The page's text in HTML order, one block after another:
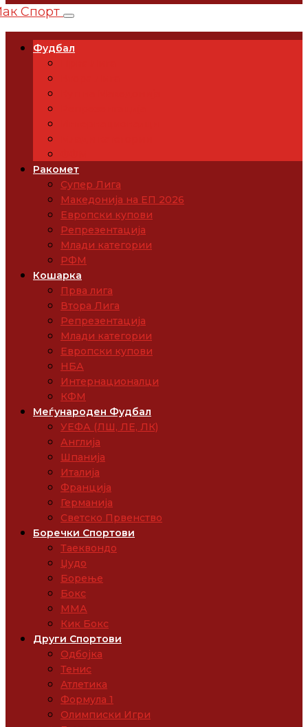
Фудбал
Ракомет
Супер Лига
Македонија на ЕП 2026
Европски купови
Репрезентација
Млади категории
РФМ
Кошарка
Прва лига
Втора Лига
Репрезентација
Млади категории
Европски купови
НБА
Интернационалци
КФМ
Меѓународен Фудбал
УЕФА (ЛШ, ЛЕ, ЛК)
Англија
Шпанија
Италија
Франција
Германија
Светско Првенство
Боречки Спортови
Таеквондо
Џудо
Борење
Бокс
ММА
Кик Бокс
Други Спортови
Одбојка
Тенис
Атлетика
Формула 1
Олимписки Игри